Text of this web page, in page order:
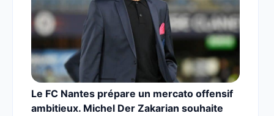
Le FC Nantes prépare un mercato offensif
ambitieux. Michel Der Zakarian souhaite